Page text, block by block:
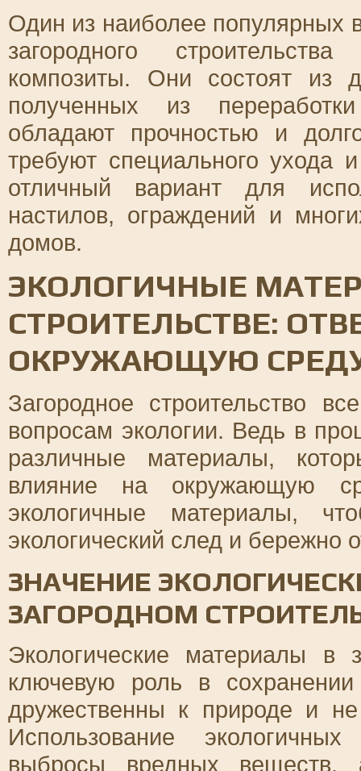
Один из наиболее популярных
загородного
композиты. Они состоят из
полученных из
обладают прочностью и
требуют специального ухода
отличный вариант для
настилов, ограждений и
домов.
ЭКОЛОГИЧНЫЕ
СТРОИТЕЛЬСТВЕ:
ОКРУЖАЮЩУЮ
Загородное строительство
вопросам экологии. Ведь в
различные материалы,
влияние на окружающую
экологичные материалы,
экологический след и бережно
ЗНАЧЕНИЕ
ЗАГОРОДНОМ
Экологические материалы в
ключевую роль в
дружественны к природе и
Использование
выбросы вредных веществ,